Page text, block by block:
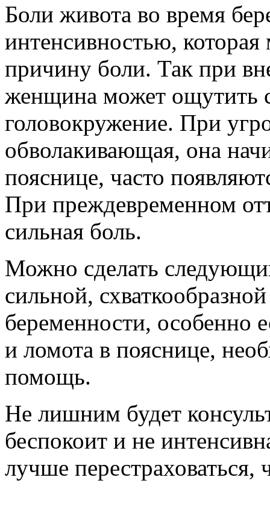
Боли живота во время
интенсивностью,
причину боли. Так при
женщина может ощутить
головокружение. При
обволакивающая, она
пояснице, часто
При преждевременном
сильная боль.
Можно сделать
сильной,
беременности, особенно
и ломота в пояснице,
помощь.
Не лишним будет
беспокоит и не
лучше перестраховаться,